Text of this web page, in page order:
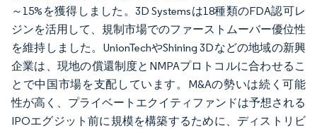
～15%を獲得しました。3D Systemsは18種類のFDA認可レ
ジンを活用して、規制市場でのファーストムーバー優位性
を維持しました。UnionTechやShining 3Dなどの地域の新興
企業は、現地の償還制度とNMPAプロトコルに合わせるこ
とで中国市場を支配しています。M&Aの勢いは続く可能
性が高く、プライベートエクイティファンドは予想される
IPOエグジット前に規模を構築するために、ディストリビ